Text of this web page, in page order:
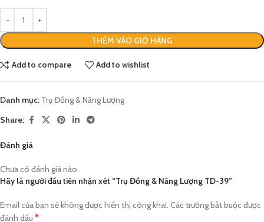
THÊM VÀO GIỎ HÀNG
Add to compare Add to wishlist
Danh mục: Trụ Đồng & Năng Lượng
Share:
Đánh giá
Chưa có đánh giá nào.
Hãy là người đầu tiên nhận xét “Trụ Đồng & Năng Lượng TD-39”
Email của bạn sẽ không được hiển thị công khai. Các trường bắt buộc được
đánh dấu *